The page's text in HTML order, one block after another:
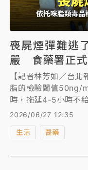
喪屍煙彈難逃
嚴 食藥署正式
【記者林芳如／台
脂的檢驗閾值50ng/
時，拖延4-5小時不
委直言就算改列一級
(6/26)公告修正依託
驗判定檢出濃度，
2026/06/27 12:35
生活 醫藥